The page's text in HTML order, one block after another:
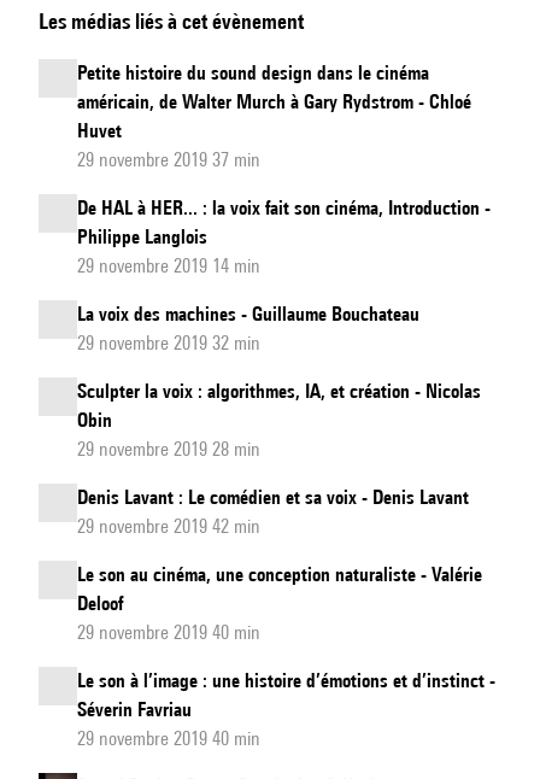
Son
de
la
Science-
Fiction
Les médias liés à cet évènement
Petite histoire du sound design dans le cinéma
américain, de Walter Murch à Gary Rydstrom - Chloé
Huvet
29 novembre 2019 37 min
De HAL à HER... : la voix fait son cinéma, Introduction -
Philippe Langlois
29 novembre 2019 14 min
La voix des machines - Guillaume Bouchateau
29 novembre 2019 32 min
Sculpter la voix : algorithmes, IA, et création - Nicolas
Obin
29 novembre 2019 28 min
Denis Lavant : Le comédien et sa voix - Denis Lavant
29 novembre 2019 42 min
Le son au cinéma, une conception naturaliste - Valérie
Deloof
29 novembre 2019 40 min
Le son à l’image : une histoire d’émotions et d’instinct -
Séverin Favriau
29 novembre 2019 40 min